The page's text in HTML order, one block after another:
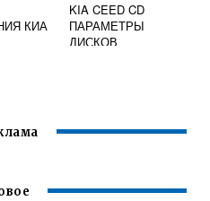
КИА
KIA CEED CD
ПАРАМЕТРЫ
ДИСКОВ